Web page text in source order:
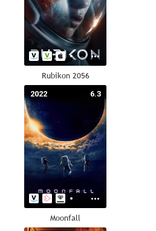
Rubikon 2056
6.3
2022
Moonfall